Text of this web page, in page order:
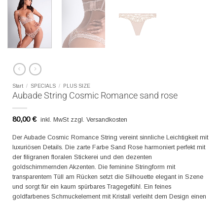
Start / SPECIALS / PLUS SIZE
Aubade String Cosmic Romance sand rose
80,00€ inkl. MwSt zzgl. Versandkosten
Der Aubade Cosmic Romance String vereint sinnliche Leichtigkeit mit
luxuriösen Details. Die zarte Farbe Sand Rose harmoniert perfekt mit
der filigranen floralen Stickerei und den dezenten
goldschimmernden Akzenten. Die feminine Stringform mit
transparentem Tüll am Rücken setzt die Silhouette elegant in Szene
und sorgt für ein kaum spürbares Tragegefühl. Ein feines
goldfarbenes Schmuckelement mit Kristall verleiht dem Design einen